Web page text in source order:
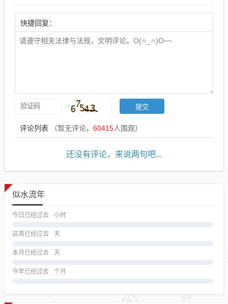
快捷回复：
评论列表 （暂无评论， 60415人围观）
还没有评论，来说两句吧...
似水流年
今日已经过去 小时
这周已经过去 天
本月已经过去 天
今年已经过去 个月